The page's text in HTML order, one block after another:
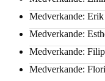
Medverkande: Erik
Medverkande:
Medverkande:
Medverkande: